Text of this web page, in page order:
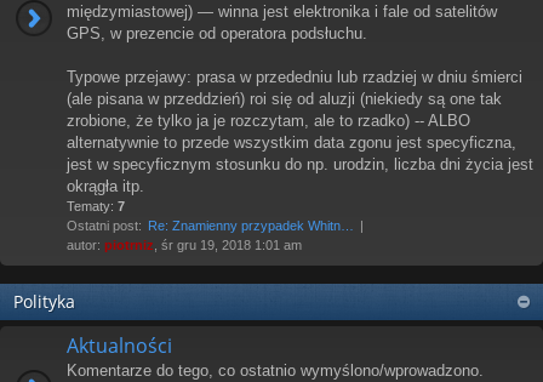
międzymiastowej) — winna jest elektronika i fale od satelitów
GPS, w prezencie od operatora podsłuchu.
Typowe przejawy: prasa w przededniu lub rzadziej w dniu śmierci
(ale pisana w przeddzień) roi się od aluzji (niekiedy są one tak
zrobione, że tylko ja je rozczytam, ale to rzadko) -- ALBO
alternatywnie to przede wszystkim data zgonu jest specyficzna,
jest w specyficznym stosunku do np. urodzin, liczba dni życia jest
okrągła itp.
Tematy: 7
Ostatni post: Re: Znamienny przypadek Whitn…
autor: piotrniz , śr gru 19, 2018 1:01 am
Polityka
Aktualności
Komentarze do tego, co ostatnio wymyślono/wprowadzono.